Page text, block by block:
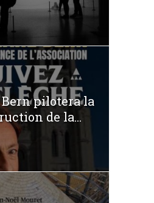
pilotera la
de la...